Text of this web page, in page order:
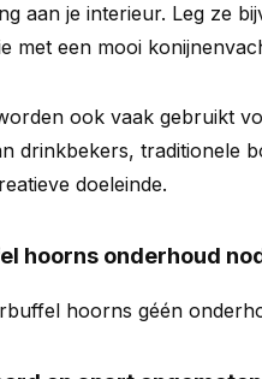
aan je interieur. Leg ze
met een mooi
ook vaak gebruikt
drinkbekers, traditionele
doeleinde.
hoorns onderhoud
hoorns géén